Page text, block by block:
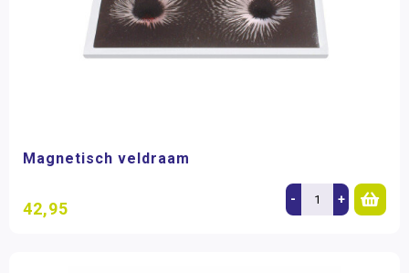
Magnetisch veldraam
42,95 - +